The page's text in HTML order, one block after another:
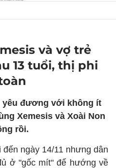
và vợ trẻ
13 tuổi, thị phi
đương với không ít
Xemesis và Xoài Non
rồi.
ngày 14/11 nhưng dân
ở "gốc mít" để hướng về